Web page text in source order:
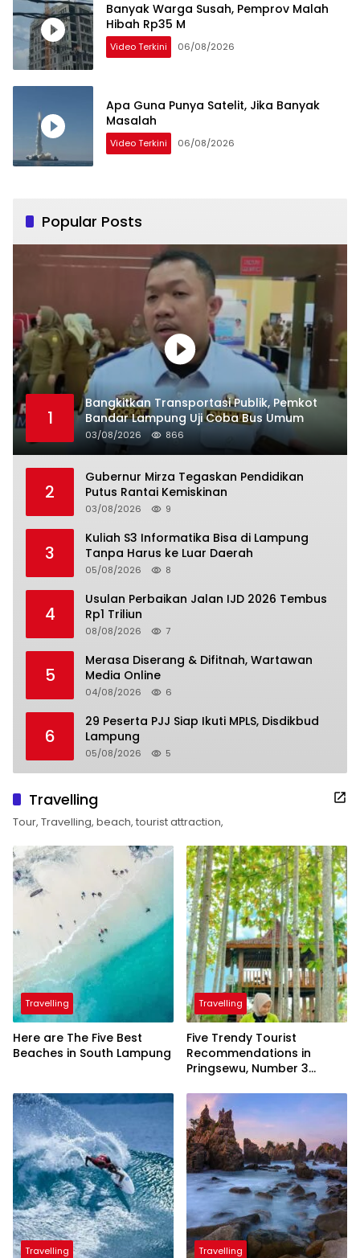
Banyak Warga Susah, Pemprov Malah
Hibah Rp35 M
Video Terkini 06/08/2026
Apa Guna Punya Satelit, Jika Banyak
Masalah
Video Terkini 06/08/2026
Popular Posts
1
Bangkitkan Transportasi Publik, Pemkot
Bandar Lampung Uji Coba Bus Umum
03/08/2026 866
2
Gubernur Mirza Tegaskan Pendidikan
Putus Rantai Kemiskinan
03/08/2026 9
3
Kuliah S3 Informatika Bisa di Lampung
Tanpa Harus ke Luar Daerah
05/08/2026 8
4
Usulan Perbaikan Jalan IJD 2026 Tembus
Rp1 Triliun
08/08/2026 7
5
Merasa Diserang & Difitnah, Wartawan
Media Online
04/08/2026 6
6
29 Peserta PJJ Siap Ikuti MPLS, Disdikbud
Lampung
05/08/2026 5
Travelling
Tour, Travelling, beach, tourist attraction,
Travelling
Here are The Five Best
Beaches in South Lampung
Travelling
Five Trendy Tourist
Recommendations in
Pringsewu, Number 3
President
Travelling Travelling